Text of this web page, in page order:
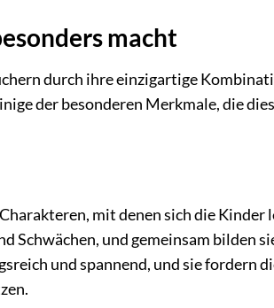
macht
durch ihre einzigartige
der besonderen Merkmale, die
mit denen sich die Kinder
Schwächen, und gemeinsam bilden
und spannend, und sie fordern